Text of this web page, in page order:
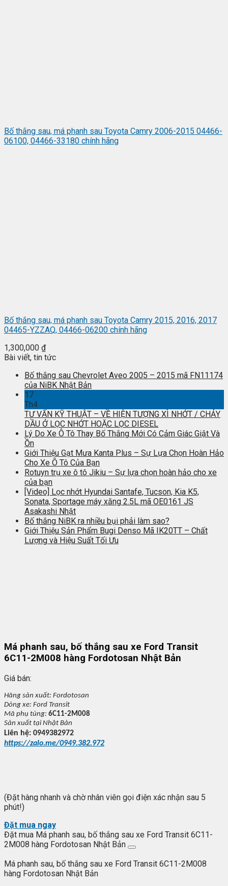
Bố thắng sau, má phanh sau Toyota Camry 2006-2015 04466-
06100, 04466-33180 chính hãng
Bố thắng sau, má phanh sau Toyota Camry 2015, 2016, 2017
04465-YZZAQ, 04466-06200 chính hãng
1,300,000 ₫
Bài viết, tin tức
Bố thắng sau Chevrolet Aveo 2005 – 2015 mã FN11174
của NiBK Nhật Bản
17
Th4
TƯ VẤN KỸ THUẬT – VỀ HIỆN TƯỢNG XÌ NHỚT / CHẢY
DẦU Ở LỌC NHỚT HOẶC LỌC DIESEL
Lý Do Xe Ô Tô Thay Bố Thắng Mới Có Cảm Giác Giật Và
Ồn
Giới Thiệu Gạt Mưa Kanta Plus – Sự Lựa Chọn Hoàn Hảo
Cho Xe Ô Tô Của Bạn
Rotuyn trụ xe ô tô Jikiu – Sự lựa chọn hoàn hảo cho xe
của bạn
[Video] Lọc nhớt Hyundai Santafe, Tucson, Kia K5,
Sonata, Sportage máy xăng 2.5L mã OE0161 JS
Asakashi Nhật
Bố thắng NiBK ra nhiều bụi phải làm sao?
Giới Thiệu Sản Phẩm Bugi Denso Mã IK20TT – Chất
Lượng và Hiệu Suất Tối Ưu
Má phanh sau, bố thắng sau xe Ford Transit
6C11-2M008 hàng Fordotosan Nhật Bản
Giá bán:
Hãng sản xuất: Fordotosan
Dòng xe: Ford Transit
Mã phụ tùng: 6C11-2M008
Sản xuất tại Nhật Bản
Liên hệ: 0949382972
https://zalo.me/0949.382.972
(Đặt hàng nhanh và chờ nhân viên gọi điện xác nhận sau 5
phút!)
Đặt mua ngay
Đặt mua Má phanh sau, bố thắng sau xe Ford Transit 6C11-
2M008 hàng Fordotosan Nhật Bản
Má phanh sau, bố thắng sau xe Ford Transit 6C11-2M008
hàng Fordotosan Nhật Bản